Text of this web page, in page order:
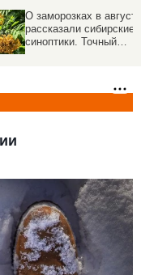
О заморозках в августе
рассказали сибирские
синоптики. Точный